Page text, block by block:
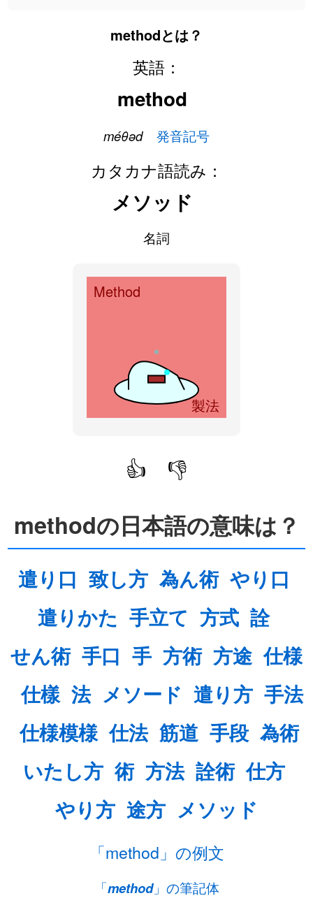
methodとは？
英語：
method
méθəd 発音記号
カタカナ語読み：
メソッド
名詞
製法
Method
👍 👎
methodの日本語の意味は？
遣り口 致し方 為ん術 やり口
遣りかた 手立て 方式 詮
せん術 手口 手 方術 方途 仕様
仕樣 法 メソード 遣り方 手法
仕様模様 仕法 筋道 手段 為術
いたし方 術 方法 詮術 仕方
やり方 途方 メソッド
「method」の例文
「method」の筆記体